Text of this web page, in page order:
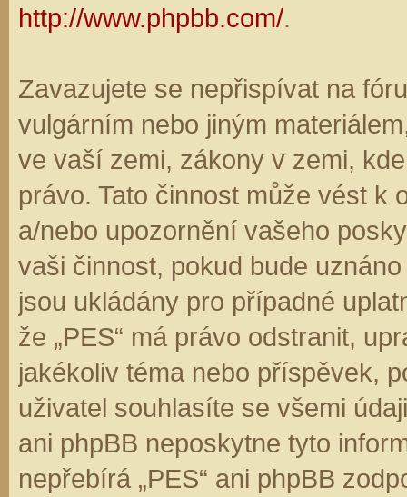
http://www.phpbb.com/.
Zavazujete se nepřispívat na
vulgárním nebo jiným
ve vaší zemi, zákony v zemi,
právo. Tato činnost může vést k
a/nebo upozornění vašeho
vaši činnost, pokud bude
jsou ukládány pro případné
že „PES“ má právo odstranit,
jakékoliv téma nebo příspěvek,
uživatel souhlasíte se všemi
ani phpBB neposkytne tyto
nepřebírá „PES“ ani phpBB